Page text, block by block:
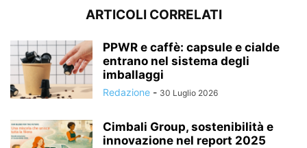
ARTICOLI CORRELATI
PPWR e caffè: capsule e cialde
entrano nel sistema degli
imballaggi
Redazione - 30 Luglio 2026
Cimbali Group, sostenibilità e
innovazione nel report 2025